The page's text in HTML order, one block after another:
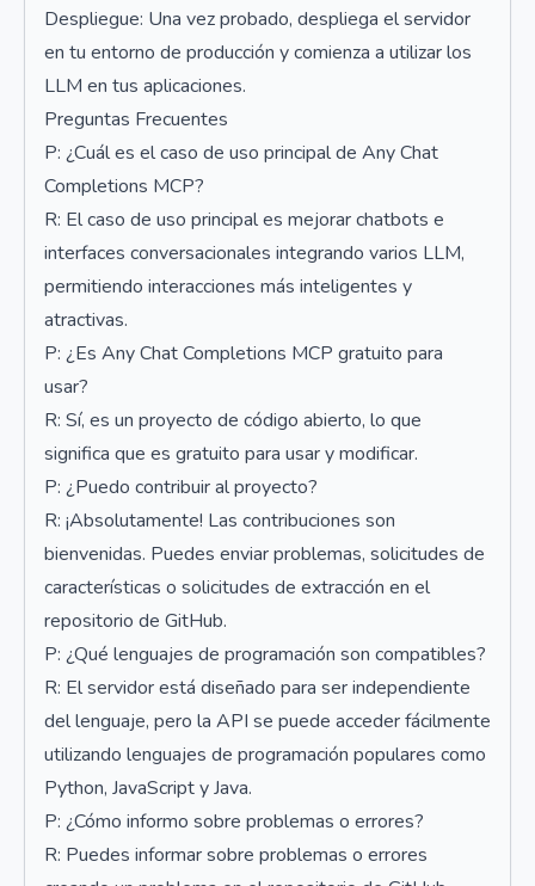
Despliegue: Una vez probado, despliega el servidor
en tu entorno de producción y comienza a utilizar los
LLM en tus aplicaciones.
Preguntas Frecuentes
P: ¿Cuál es el caso de uso principal de Any Chat
Completions MCP?
R: El caso de uso principal es mejorar chatbots e
interfaces conversacionales integrando varios LLM,
permitiendo interacciones más inteligentes y
atractivas.
P: ¿Es Any Chat Completions MCP gratuito para
usar?
R: Sí, es un proyecto de código abierto, lo que
significa que es gratuito para usar y modificar.
P: ¿Puedo contribuir al proyecto?
R: ¡Absolutamente! Las contribuciones son
bienvenidas. Puedes enviar problemas, solicitudes de
características o solicitudes de extracción en el
repositorio de GitHub.
P: ¿Qué lenguajes de programación son compatibles?
R: El servidor está diseñado para ser independiente
del lenguaje, pero la API se puede acceder fácilmente
utilizando lenguajes de programación populares como
Python, JavaScript y Java.
P: ¿Cómo informo sobre problemas o errores?
R: Puedes informar sobre problemas o errores